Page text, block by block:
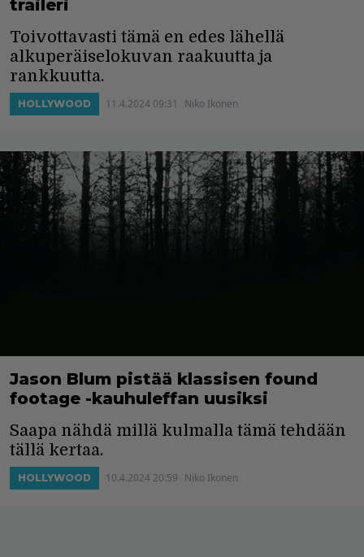
traileri
Toivottavasti tämä en edes lähellä
alkuperäiselokuvan raakuutta ja
rankkuutta.
HOLLYWOOD 11.4.2024 09:31 Niko Ikonen
Jason Blum pistää klassisen found
footage -kauhuleffan uusiksi
Saapa nähdä millä kulmalla tämä tehdään
tällä kertaa.
HOLLYWOOD 10.4.2024 20:59 Niko Ikonen